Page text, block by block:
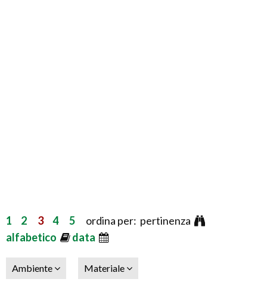
1 2 3 4 5 ordina per: pertinenza
alfabetico
data
Ambiente Materiale